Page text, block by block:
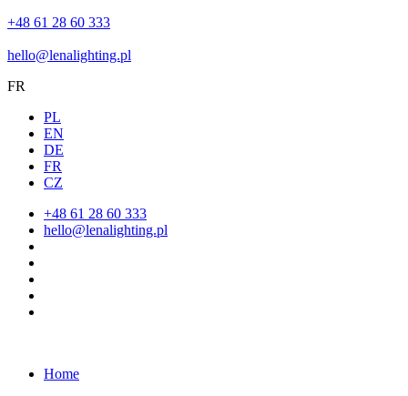
+48 61 28 60 333
hello@lenalighting.pl
FR
PL
EN
DE
FR
CZ
+48 61 28 60 333
hello@lenalighting.pl
Home